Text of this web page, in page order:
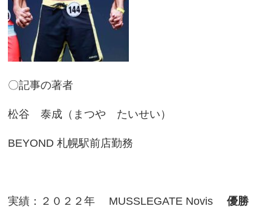
〇記事の著者
松谷 泰成（まつや たいせい）
BEYOND 札幌駅前店勤務
実績：２０２２年 MUSSLEGATE Novis 優勝